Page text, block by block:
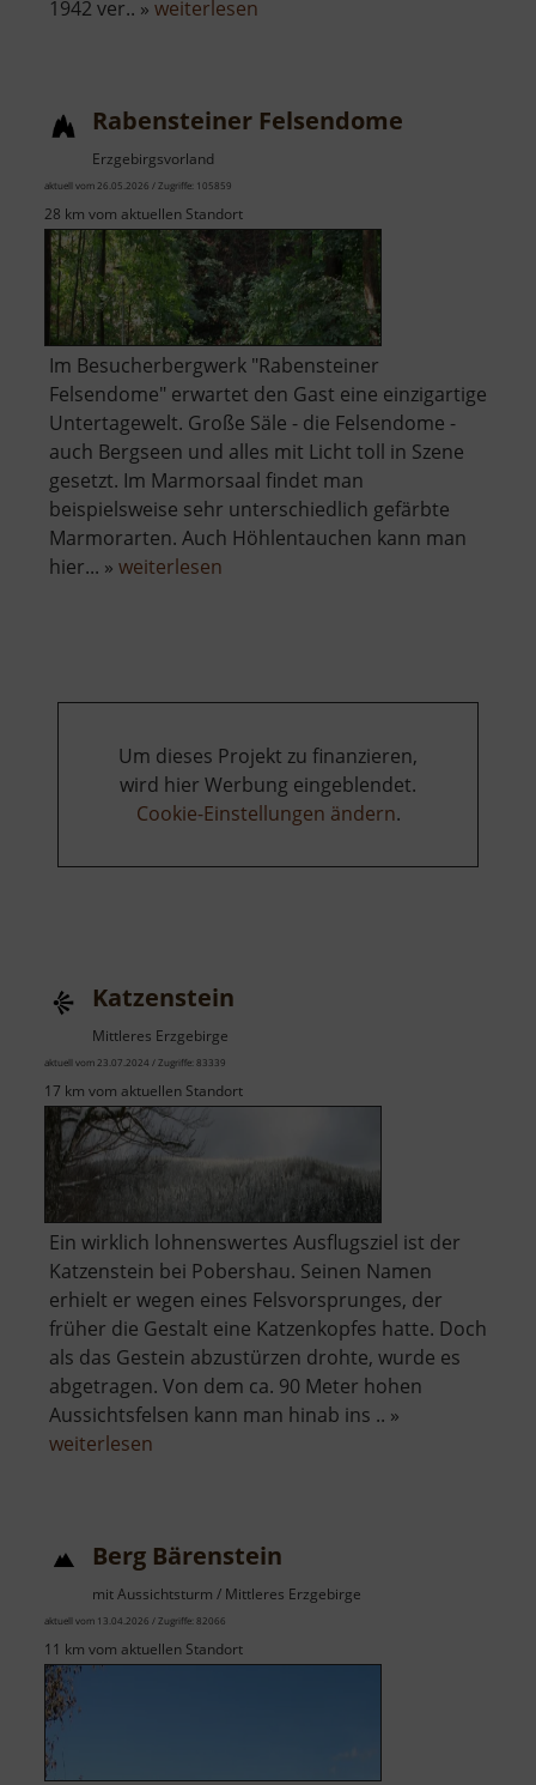
1942 ver.. » weiterlesen
Rabensteiner Felsendome
Erzgebirgsvorland
aktuell vom 26.05.2026 / Zugriffe: 105859
28 km vom aktuellen Standort
Im Besucherbergwerk "Rabensteiner
Felsendome" erwartet den Gast eine einzigartige
Untertagewelt. Große Säle - die Felsendome -
auch Bergseen und alles mit Licht toll in Szene
gesetzt. Im Marmorsaal findet man
beispielsweise sehr unterschiedlich gefärbte
Marmorarten. Auch Höhlentauchen kann man
hier... » weiterlesen
Um dieses Projekt zu finanzieren,
wird hier Werbung eingeblendet.
Cookie-Einstellungen ändern.
Katzenstein
Mittleres Erzgebirge
aktuell vom 23.07.2024 / Zugriffe: 83339
17 km vom aktuellen Standort
Ein wirklich lohnenswertes Ausflugsziel ist der
Katzenstein bei Pobershau. Seinen Namen
erhielt er wegen eines Felsvorsprunges, der
früher die Gestalt eine Katzenkopfes hatte. Doch
als das Gestein abzustürzen drohte, wurde es
abgetragen. Von dem ca. 90 Meter hohen
Aussichtsfelsen kann man hinab ins .. »
weiterlesen
Berg Bärenstein
mit Aussichtsturm / Mittleres Erzgebirge
aktuell vom 13.04.2026 / Zugriffe: 82066
11 km vom aktuellen Standort